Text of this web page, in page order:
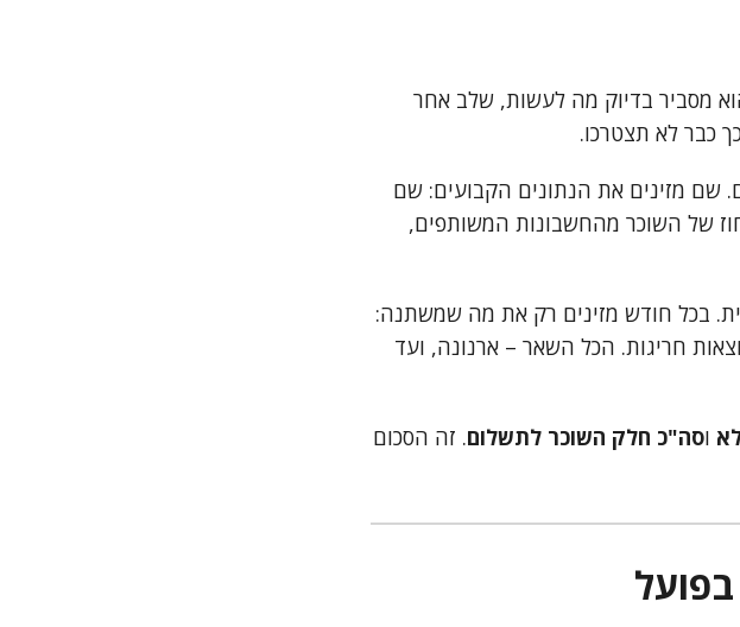
מסביר בדיוק מה לעשות, שלב אחר
כבר לא תצטרכו.
שם מזינים את הנתונים הקבועים: שם
של השוכר מהחשבונות המשותפים,
בכל חודש מזינים רק את מה שמשתנה:
חריגות. הכל השאר – ארנונה, ועד
וסה"כ חלק השוכר לתשלום. זה הסכום